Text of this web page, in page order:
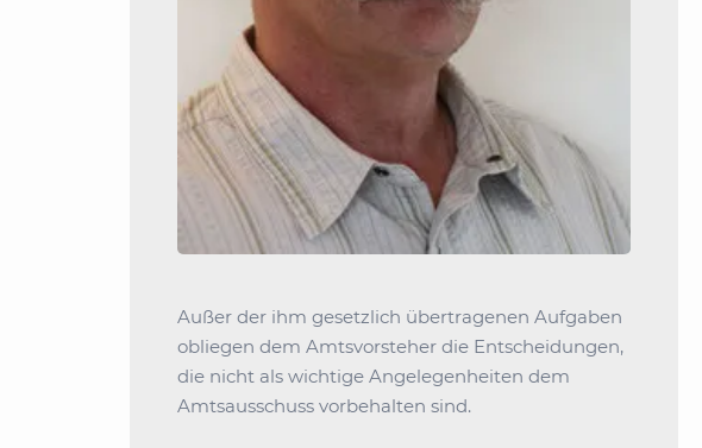
Außer der ihm gesetzlich übertragenen Aufgaben
obliegen dem Amtsvorsteher die Entscheidungen,
die nicht als wichtige Angelegenheiten dem
Amtsausschuss vorbehalten sind.